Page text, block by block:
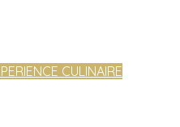
CULINAIRE